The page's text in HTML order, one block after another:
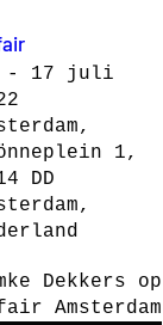
- 17 juli
1,
DD
Dekkers op
Amsterdam